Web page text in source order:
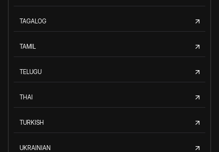
TAGALOG
TAMIL
TELUGU
THAI
TURKISH
UKRAINIAN